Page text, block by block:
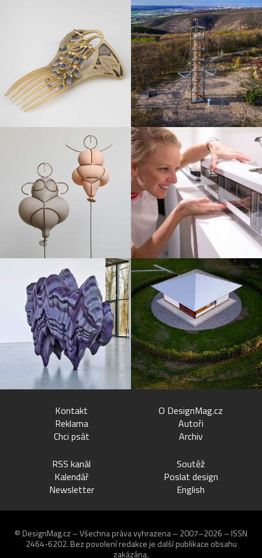
Kontakt
Reklama
Chci psát
O DesignMag.cz
Autoři
Archiv
RSS kanál
Kalendář
Newsletter
Soutěž
Poslat design
English
© DesignMag.cz – Všechna práva vyhrazena – 2007–2026 – ISSN
2464-6202. Bez povolení redakce je další publikace obsahu
zakázána.